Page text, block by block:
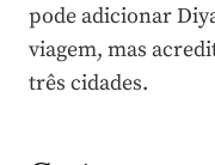
pode adicionar
viagem, mas
três cidades.